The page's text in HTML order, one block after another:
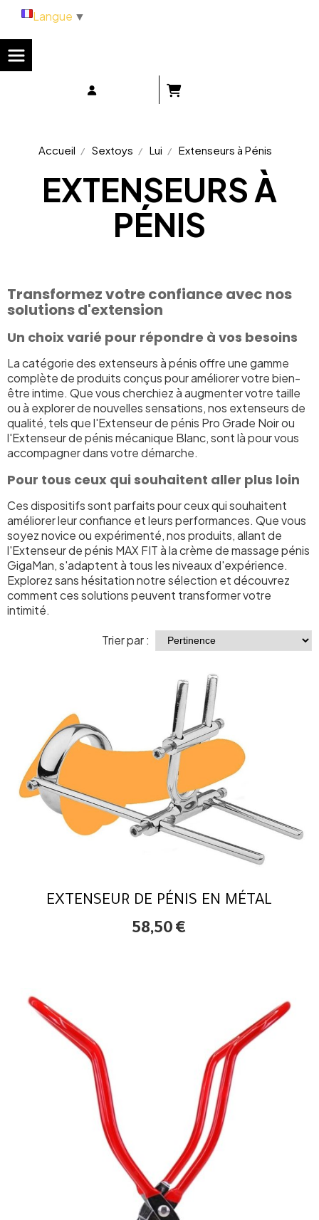
Accueil Sextoys Lui Extenseurs à Pénis
EXTENSEURS À
PÉNIS
Transformez votre confiance avec nos
solutions d'extension
Un choix varié pour répondre à vos besoins
La catégorie des extenseurs à pénis offre une gamme
complète de produits conçus pour améliorer votre bien-
être intime. Que vous cherchiez à augmenter votre taille
ou à explorer de nouvelles sensations, nos extenseurs de
qualité, tels que l'Extenseur de pénis Pro Grade Noir ou
l'Extenseur de pénis mécanique Blanc, sont là pour vous
accompagner dans votre démarche.
Pour tous ceux qui souhaitent aller plus loin
Ces dispositifs sont parfaits pour ceux qui souhaitent
améliorer leur confiance et leurs performances. Que vous
soyez novice ou expérimenté, nos produits, allant de
l'Extenseur de pénis MAX FIT à la crème de massage pénis
GigaMan, s'adaptent à tous les niveaux d'expérience.
Explorez sans hésitation notre sélection et découvrez
comment ces solutions peuvent transformer votre
intimité.
Trier par :
EXTENSEUR DE PÉNIS EN MÉTAL
58,50 €
Langue ▼